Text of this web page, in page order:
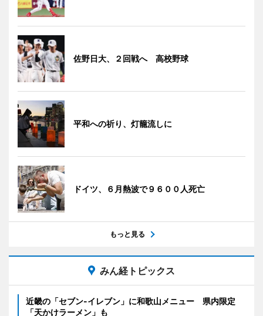
佐野日大、２回戦へ 高校野球
平和への祈り、灯籠流しに
ドイツ、６月熱波で９６００人死亡
もっと見る
みん経トピックス
近畿の「セブン-イレブン」に和歌山メニュー 県内限定
「天かけラーメン」も